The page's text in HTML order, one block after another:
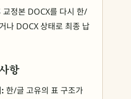
교정본 DOCX를 다시 한/
나 DOCX 상태로 최종 납
항
한/글 고유의 표 구조가